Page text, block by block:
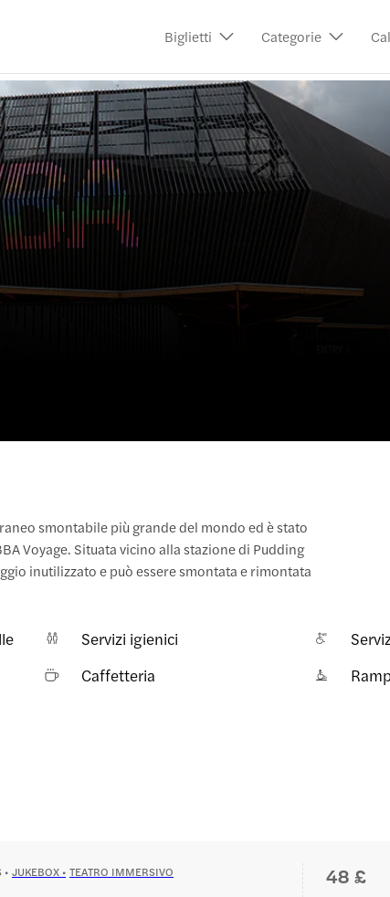
Biglietti Categorie
smontabile più grande del mondo ed è stato
Voyage. Situata vicino alla stazione di Pudding
inutilizzato e può essere smontata e rimontata
Servizi igienici
Caffetteria
JUKEBOX TEATRO IMMERSIVO 48 £